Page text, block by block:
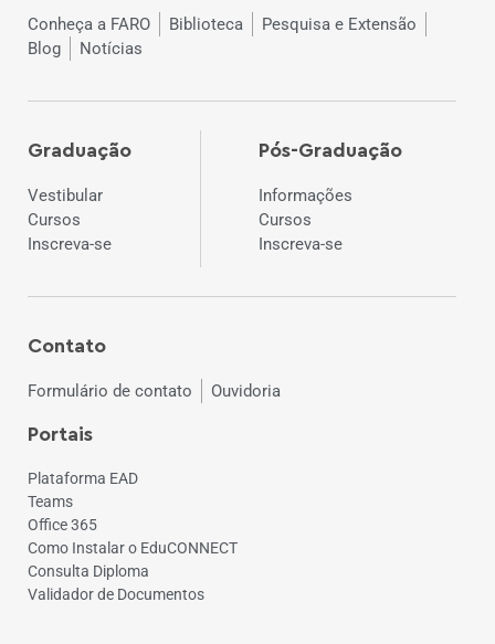
Conheça a FARO Biblioteca
Pesquisa e Extensão
Blog
Notícias
Graduação
Vestibular
Cursos
Inscreva-se
Pós-Graduação
Informações
Cursos
Inscreva-se
Contato
Formulário de contato Ouvidoria
Portais
Plataforma EAD
Teams
Office 365
Como Instalar o EduCONNECT
Consulta Diploma
Validador de Documentos